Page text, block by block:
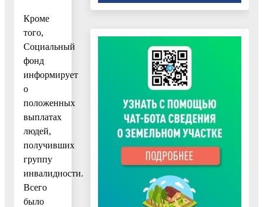
Кроме
того,
Социальный
фонд
информирует
о
положенных
выплатах
людей,
получивших
группу
инвалидности.
Всего
было